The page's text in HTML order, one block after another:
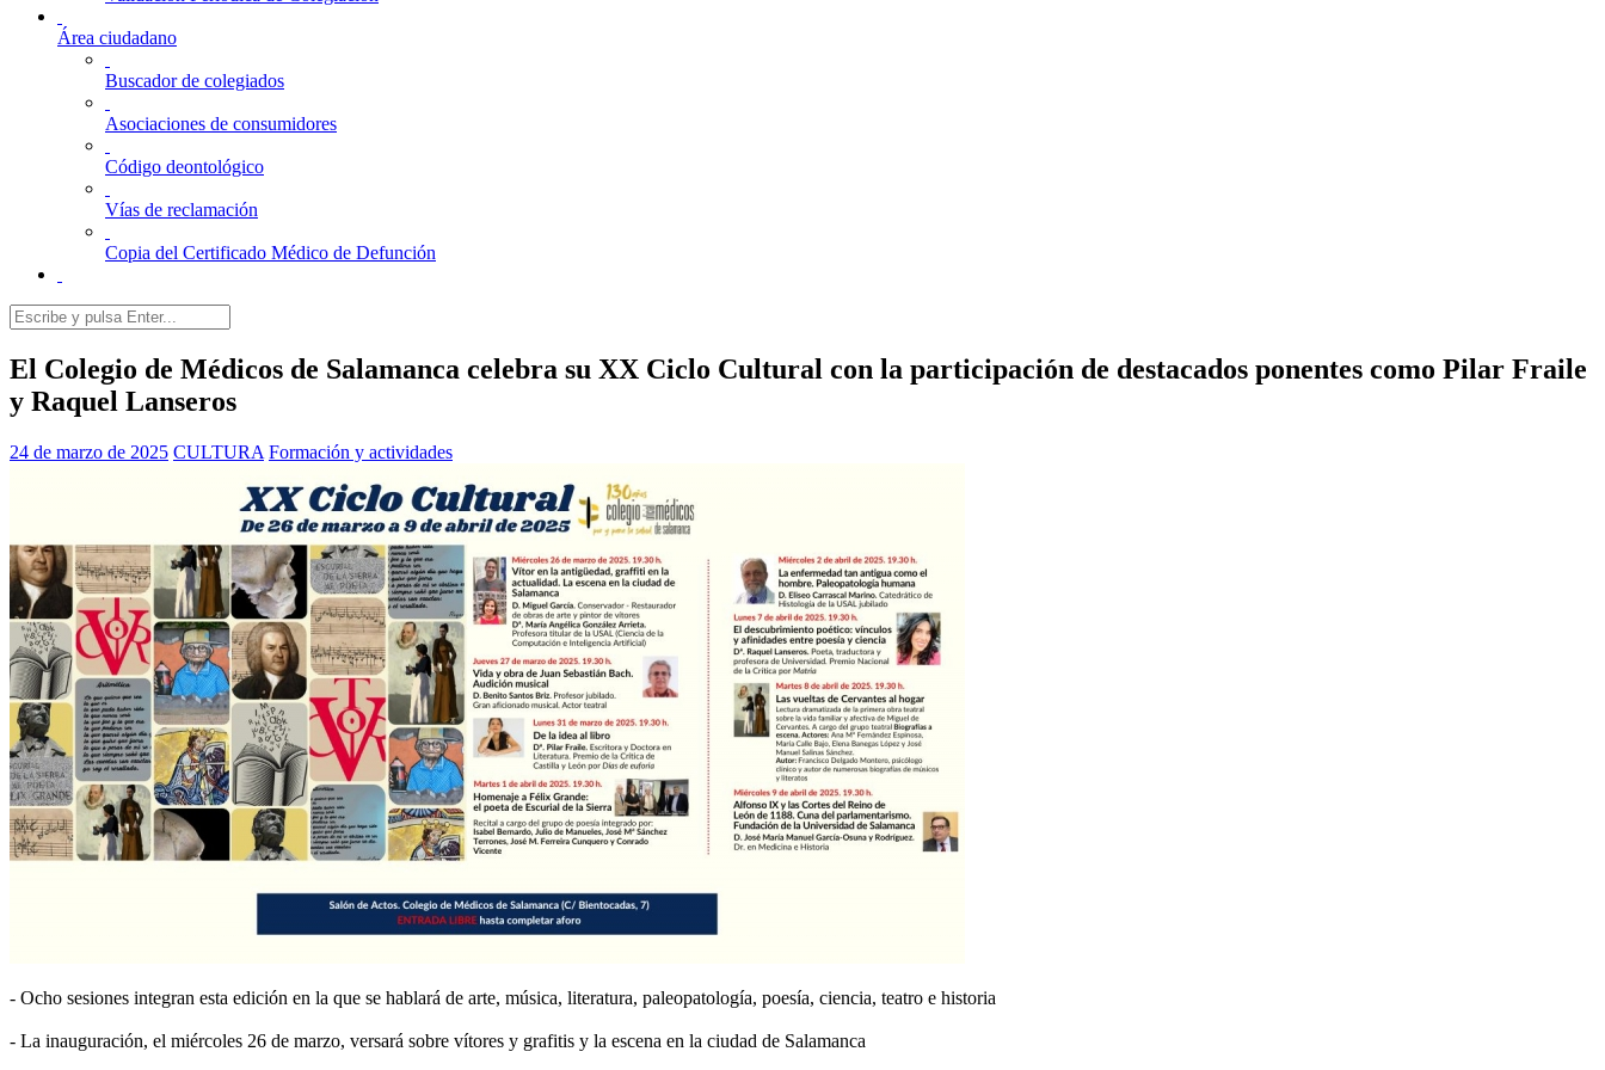
Área ciudadano
Buscador de colegiados
Asociaciones de consumidores
Código deontológico
Vías de reclamación
Copia del Certificado Médico de Defunción
El Colegio de Médicos de Salamanca celebra su XX Ciclo Cultural con la participación de destacados ponentes como Pilar Fraile
y Raquel Lanseros
24 de marzo de 2025 CULTURA Formación y actividades
- Ocho sesiones integran esta edición en la que se hablará de arte, música, literatura, paleopatología, poesía, ciencia, teatro e historia
- La inauguración, el miércoles 26 de marzo, versará sobre vítores y grafitis y la escena en la ciudad de Salamanca